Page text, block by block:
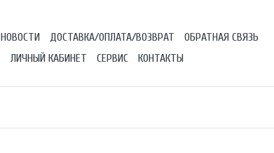
НОВОСТИ ДОСТАВКА/ОПЛАТА/ВОЗВРАТ
ОБРАТНАЯ СВЯЗЬ
ЛИЧНЫЙ КАБИНЕТ
СЕРВИС КОНТАКТЫ